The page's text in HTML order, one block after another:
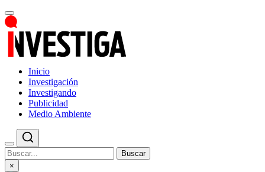
Inicio
Investigación
Investigando
Publicidad
Medio Ambiente
Buscar
×